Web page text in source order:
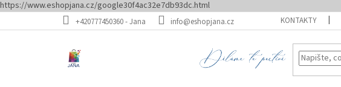
https://www.eshopjana.cz/google30f4ac32e7db93dc.html
na
+420777450360 - Jana info@eshopjana.cz KONTAKTY